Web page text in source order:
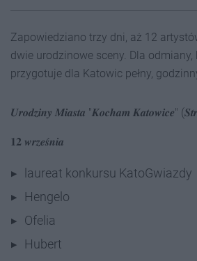
Zapowiedziano trzy dni, aż 12
dwie urodzinowe sceny. Dla odmiany,
przygotuje dla Katowic pełny,
𝑼𝒓𝒐𝒅𝒛𝒊𝒏𝒚 𝑴𝒊𝒂𝒔𝒕𝒂 "𝑲𝒐𝒄𝒉𝒂𝒎 𝑲𝒂𝒕𝒐𝒘𝒊𝒄𝒆"
𝟏𝟐 𝒘𝒓𝒛𝒆𝒔́𝒏𝒊𝒂
laureat konkursu KatoGwiazdy
Hengelo
Ofelia
Hubert